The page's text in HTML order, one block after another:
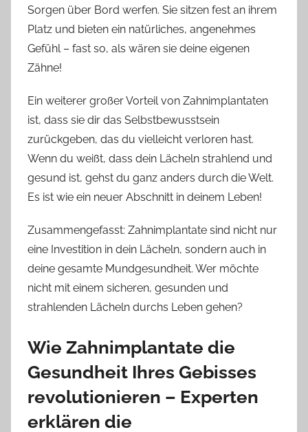
Sorgen über Bord werfen. Sie sitzen fest an ihrem
Platz und bieten ein natürliches, angenehmes
Gefühl – fast so, als wären sie deine eigenen
Zähne!
Ein weiterer großer Vorteil von Zahnimplantaten
ist, dass sie dir das Selbstbewusstsein
zurückgeben, das du vielleicht verloren hast.
Wenn du weißt, dass dein Lächeln strahlend und
gesund ist, gehst du ganz anders durch die Welt.
Es ist wie ein neuer Abschnitt in deinem Leben!
Zusammengefasst: Zahnimplantate sind nicht nur
eine Investition in dein Lächeln, sondern auch in
deine gesamte Mundgesundheit. Wer möchte
nicht mit einem sicheren, gesunden und
strahlenden Lächeln durchs Leben gehen?
Wie Zahnimplantate die
Gesundheit Ihres Gebisses
revolutionieren – Experten
erklären die